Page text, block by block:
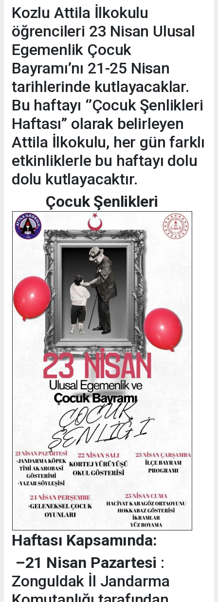
Kozlu Attila İlkokulu
öğrencileri 23 Nisan Ulusal
Egemenlik Çocuk
Bayramı’nı 21-25 Nisan
tarihlerinde kutlayacaklar.
Bu haftayı ‘’Çocuk Şenlikleri
Haftası’’ olarak belirleyen
Attila İlkokulu, her gün farklı
etkinliklerle bu haftayı dolu
dolu kutlayacaktır.
Çocuk Şenlikleri
Haftası Kapsamında:
–21 Nisan Pazartesi :
Zonguldak İl Jandarma